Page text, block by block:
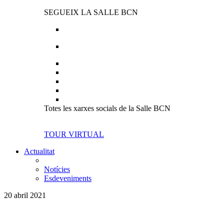
SEGUEIX LA SALLE BCN
Totes les xarxes socials de la Salle BCN
TOUR VIRTUAL
Actualitat
Notícies
Esdeveniments
20 abril 2021